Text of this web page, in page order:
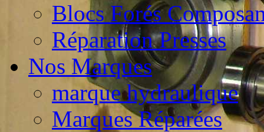
Blocs Forés
Réparation Presses
Nos Marques
marque hydraulique
Marques Réparées